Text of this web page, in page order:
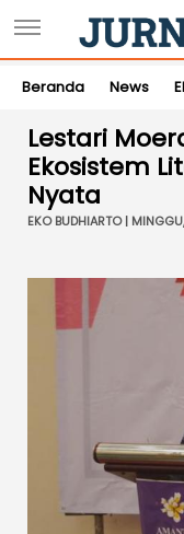
Beranda News
Lestari
Ekosistem
Nyata
EKO BUDHIARTO |